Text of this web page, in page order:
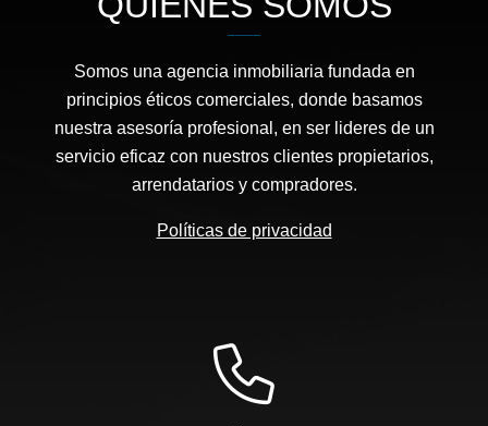
Somos una agencia inmobiliaria fundada en
principios éticos comerciales, donde basamos
nuestra asesoría profesional, en ser lideres de un
servicio eficaz con nuestros clientes propietarios,
arrendatarios y compradores.
Políticas de privacidad